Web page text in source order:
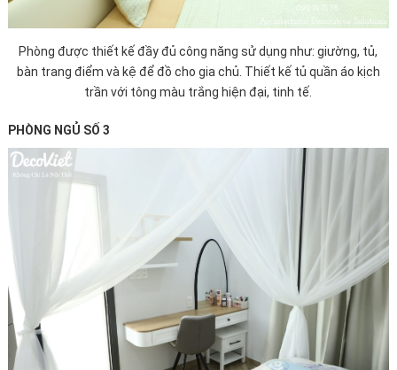
Phòng được thiết kế đầy đủ công năng sử dụng như: giường, tủ,
bàn trang điểm và kệ để đồ cho gia chủ. Thiết kế tủ quần áo kịch
trần với tông màu trắng hiện đại, tinh tế.
PHÒNG NGỦ SỐ 3